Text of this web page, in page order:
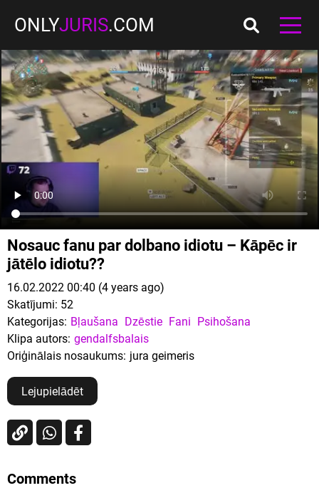
ONLYJURIS.COM
Nosauc fanu par dolbano idiotu – Kāpēc ir
jātēlo idiotu??
16.02.2022 00:40 (4 years ago)
Skatījumi: 52
Kategorijas: Bļaušana Dzēstie Fani Psihošana
Klipa autors: gendalfsbalais
Oriģinālais nosaukums: jura geimeris
Lejupielādēt
Comments